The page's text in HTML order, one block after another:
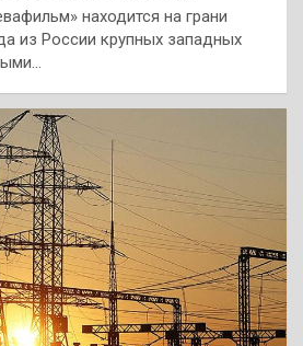
находится на грани
из России крупных западных